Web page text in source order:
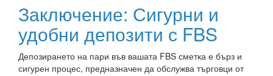
Заключение: Сигурни и
удобни депозити с FBS
Депозирането на пари във вашата FBS сметка е бърз и
сигурен процес, предназначен да обслужва търговци от